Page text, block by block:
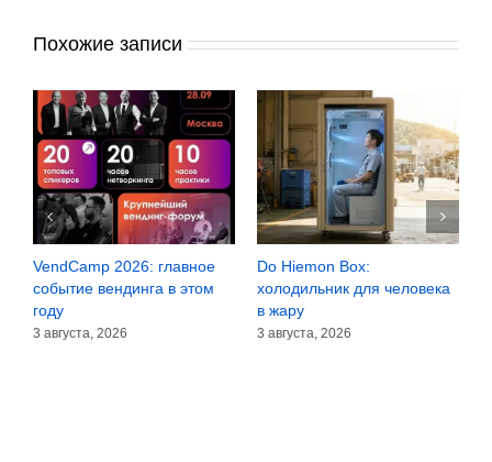
Похожие записи
VendCamp 2026: главное
событие вендинга в этом
году
3 августа, 2026
Do Hiemon Box:
холодильник для человека
в жару
3 августа, 2026